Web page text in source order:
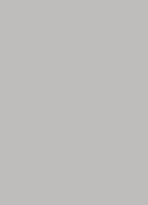
automaticamente e
è vuoto,
neutra per